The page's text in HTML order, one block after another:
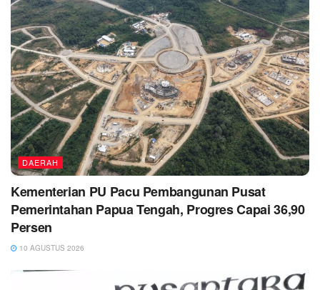
DAERAH
Kementerian PU Pacu Pembangunan Pusat
Pemerintahan Papua Tengah, Progres Capai 36,90
Persen
10 AGUSTUS 2026